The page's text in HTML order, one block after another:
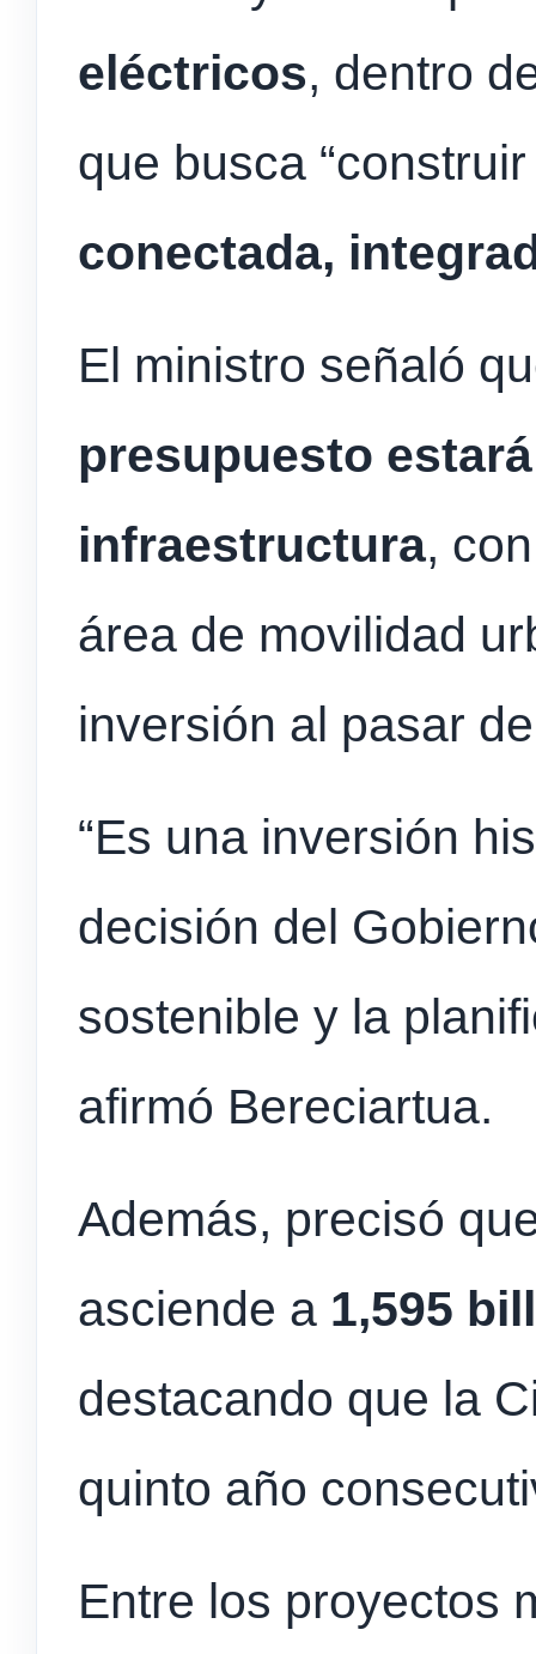
eléctricos, dentro
que busca
conectada,
El ministro señaló
presupuesto
infraestructura,
área de movilidad
inversión al pasar
“Es una inversión
decisión del
sostenible y la
afirmó Bereciartua.
Además, precisó
asciende a 1,595
destacando que la
quinto año
Entre los proyectos